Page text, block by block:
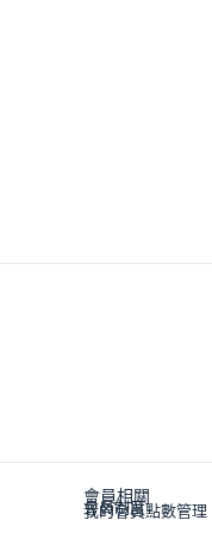
會員相關
會員制度
我的會員點數管理